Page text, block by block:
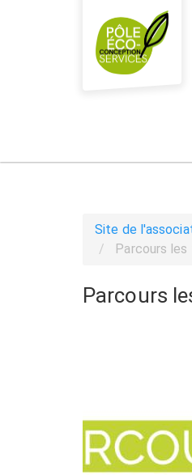
Aller au menu principal
Aller au contenu principal
Personnaliser l'interface
Site de
Parcours
Parcours